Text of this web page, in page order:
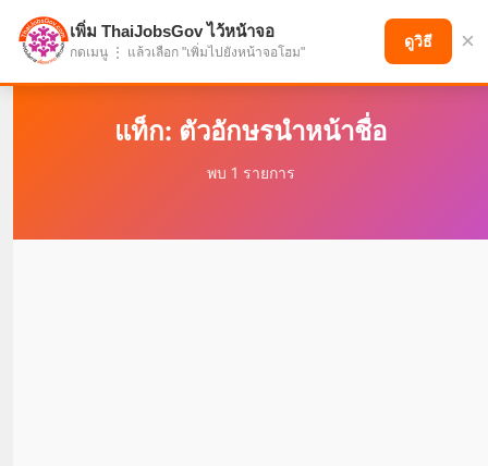
แบ่งปันโอกาส เพื่ออนาคตที่ก้าวหน้า
แท็ก: ตัวอักษรนำหน้าชื่อ
พบ 1 รายการ
เพิ่ม ThaiJobsGov ไว้หน้าจอ
กดเมนู ⋮ แล้วเลือก "เพิ่มไปยังหน้าจอโฮม"
ดูวิธี ×